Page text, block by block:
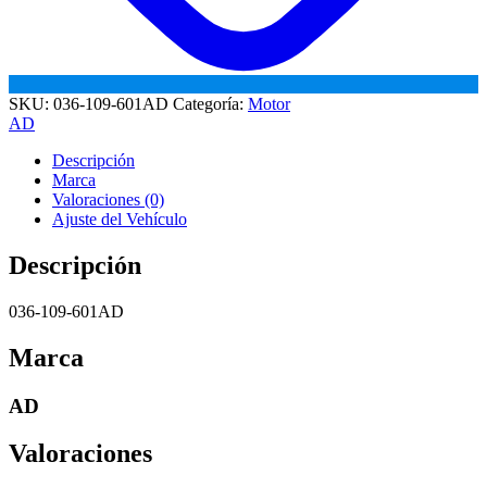
SKU: 036-109-601AD Categoría: Motor
AD
Descripción
Marca
Valoraciones (0)
Ajuste del Vehículo
Descripción
036-109-601AD
Marca
AD
Valoraciones